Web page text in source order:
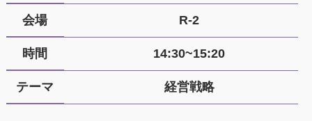
会場 R-2
時間 14:30~15:20
テーマ 経営戦略